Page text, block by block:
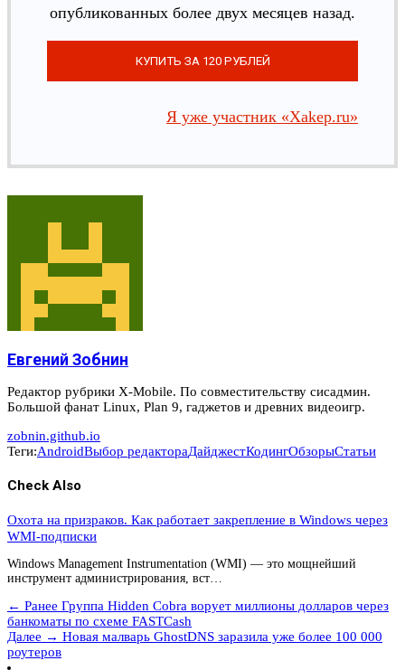
опубликованных более двух месяцев назад.
Я уже участник «Xakep.ru»
Евгений Зобнин
Редактор рубрики X-Mobile. По совместительству сисадмин.
Большой фанат Linux, Plan 9, гаджетов и древних видеоигр.
zobnin.github.io
Теги:AndroidВыбор редактораДайджестКодингОбзорыСтатьи
Check Also
Охота на призраков. Как работает закрепление в Windows через
WMI-подписки
Windows Management Instrumentation (WMI) — это мощнейший
инструмент администрирования, вст…
← Ранее Группа Hidden Cobra ворует миллионы долларов через
банкоматы по схеме FASTCash
Далее → Новая малварь GhostDNS заразила уже более 100 000
роутеров